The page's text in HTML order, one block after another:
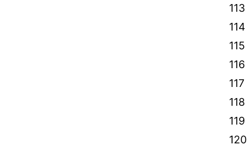
113
114
115
116
117
118
119
120